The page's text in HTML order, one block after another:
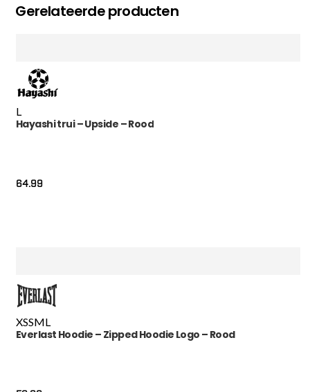
Gerelateerde producten
L
Hayashi trui – Upside – Rood
64.99
XSSML
Everlast Hoodie – Zipped Hoodie Logo – Rood